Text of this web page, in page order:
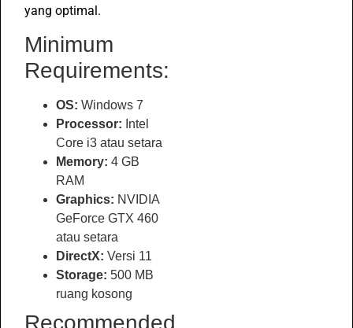
yang optimal.
Minimum
Requirements:
OS: Windows 7
Processor: Intel
Core i3 atau setara
Memory: 4 GB
RAM
Graphics: NVIDIA
GeForce GTX 460
atau setara
DirectX: Versi 11
Storage: 500 MB
ruang kosong
Recommended